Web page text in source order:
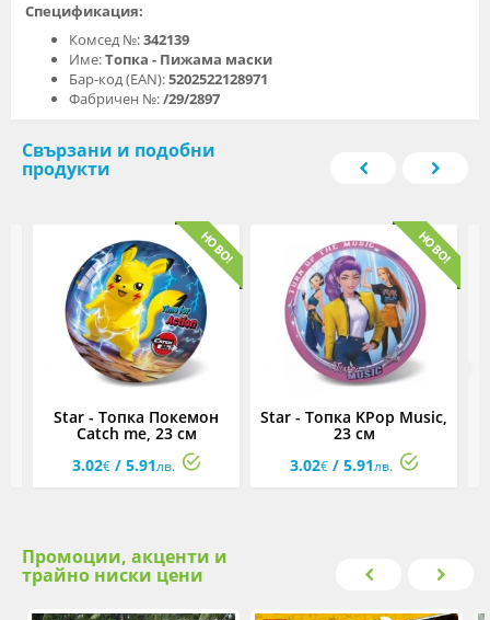
Спецификация:
Комсед №:342139
Име:Топка - Пижама маски
Бар-код (EAN):5202522128971
Фабричен №:/29/2897
Свързани и подобни
продукти
Star - Топка Покемон
Catch me, 23 см
3.02€/ 5.91лв.
Star - Топка KPop Music,
23 см
3.02€/ 5.91лв.
Промоции, акценти и
трайно ниски цени